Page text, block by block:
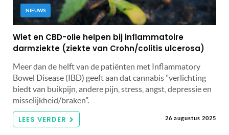
NIEUWS
Wiet en CBD-olie helpen bij inflammatoire
darmziekte (ziekte van Crohn/colitis ulcerosa)
Meer dan de helft van de patiënten met Inflammatory
Bowel Disease (IBD) geeft aan dat cannabis "verlichting
biedt van buikpijn, andere pijn, stress, angst, depressie en
misselijkheid/braken".
LEES VERDER 26 augustus 2025